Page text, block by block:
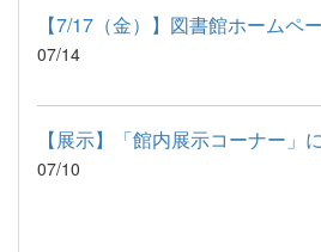
07/14
07/10